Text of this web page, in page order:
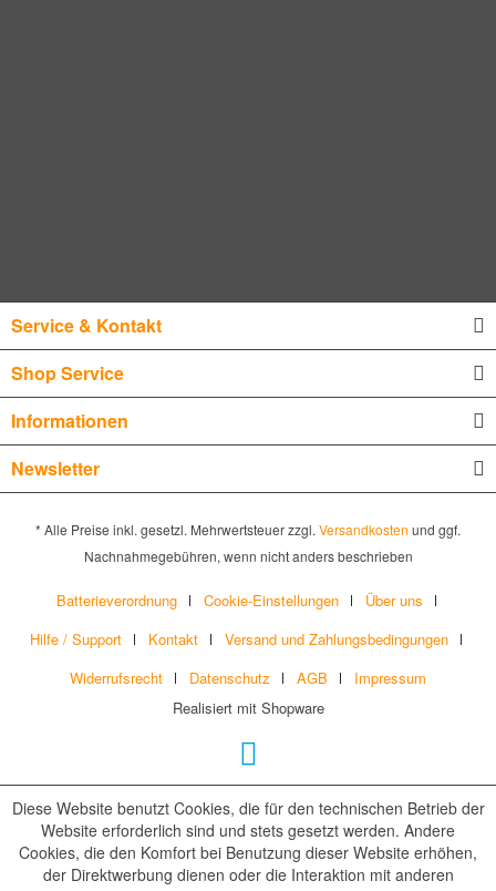
Service & Kontakt
Shop Service
Informationen
Newsletter
* Alle Preise inkl. gesetzl. Mehrwertsteuer zzgl. Versandkosten und ggf.
Nachnahmegebühren, wenn nicht anders beschrieben
Batterieverordnung Cookie-Einstellungen
Über uns
Hilfe / Support
Kontakt
Versand und Zahlungsbedingungen
Widerrufsrecht
Datenschutz AGB
Impressum
Realisiert mit Shopware
Diese Website benutzt Cookies, die für den technischen Betrieb der
Website erforderlich sind und stets gesetzt werden. Andere
Cookies, die den Komfort bei Benutzung dieser Website erhöhen,
der Direktwerbung dienen oder die Interaktion mit anderen